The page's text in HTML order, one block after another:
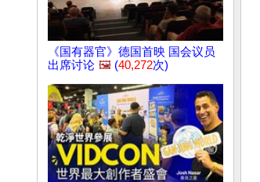
《国有器官》德国首映 国会议员
出席讨论 🖼️ (40,272次)